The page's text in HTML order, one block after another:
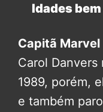
Idades
Capitã Marvel
Carol Danvers
1989, porém,
e também